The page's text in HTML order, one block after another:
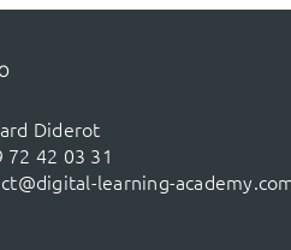
Diderot
72 42 03 31
learning-